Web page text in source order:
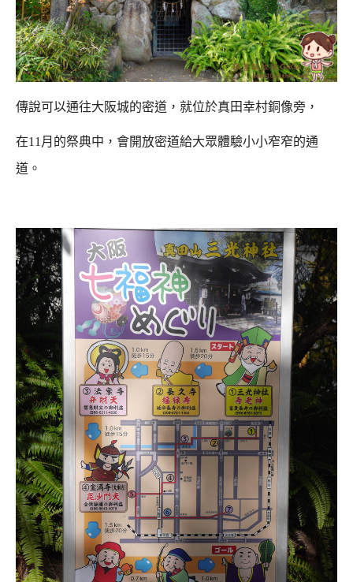
傳說可以通往大阪城的密道，就位於真田幸村銅像旁，
在11月的祭典中，會開放密道給大眾體驗小小窄窄的通
道。